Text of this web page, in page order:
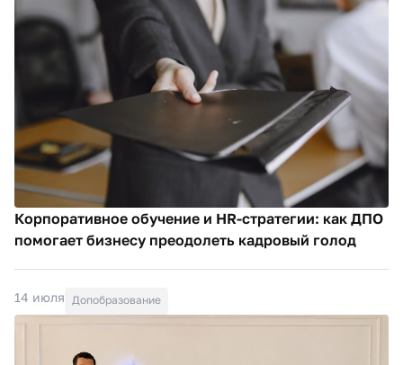
Корпоративное обучение и HR-стратегии: как ДПО
помогает бизнесу преодолеть кадровый голод
14 июля Допобразование